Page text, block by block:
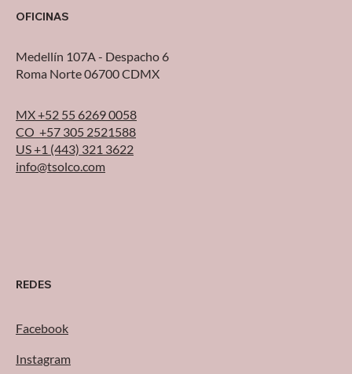
MX +52 55 6269 0058
CO +57 305 2521588
US +1 (443) 321 3622
info@tsolco.com
Medellín 107A - Despacho 6
Roma Norte 06700 CDMX
OFICINAS
REDES
Instagram
Facebook